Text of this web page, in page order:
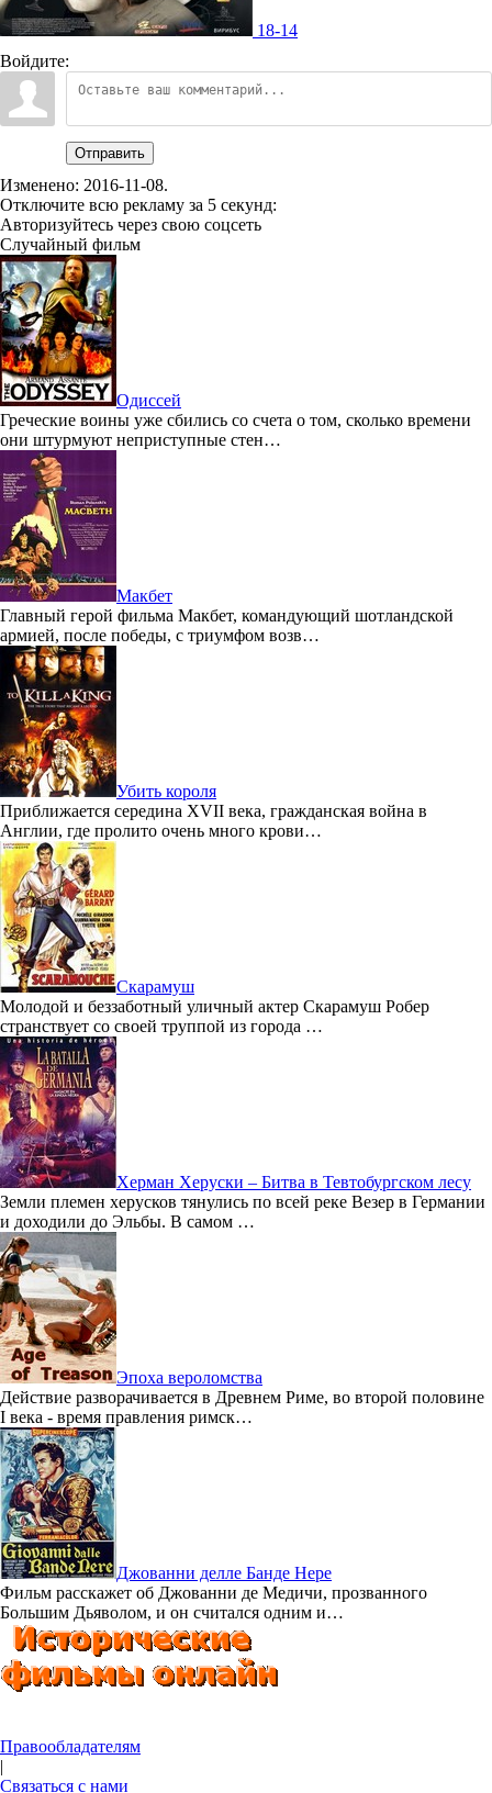
18-14
Войдите:
Отправить
Изменено: 2016-11-08.
Отключите всю рекламу за 5 секунд:
Авторизуйтесь через свою соцсеть
Случайный фильм
Одиссей
Греческие воины уже сбились со счета о том, сколько времени
они штурмуют неприступные стен…
Макбет
Главный герой фильма Макбет, командующий шотландской
армией, после победы, с триумфом возв…
Убить короля
Приближается середина XVII века, гражданская война в
Англии, где пролито очень много крови…
Скарамуш
Молодой и беззаботный уличный актер Скарамуш Робер
странствует со своей труппой из города …
Херман Херуски – Битва в Тевтобургском лесу
Земли племен херусков тянулись по всей реке Везер в Германии
и доходили до Эльбы. В самом …
Эпоха вероломства
Действие разворачивается в Древнем Риме, во второй половине
I века - время правления римск…
Джованни делле Банде Нере
Фильм расскажет об Джованни де Медичи, прозванного
Большим Дьяволом, и он считался одним и…
Правообладателям
|
Связаться с нами